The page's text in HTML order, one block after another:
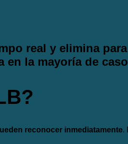
real y elimina
en la mayoría de
reconocer inmediatamente.